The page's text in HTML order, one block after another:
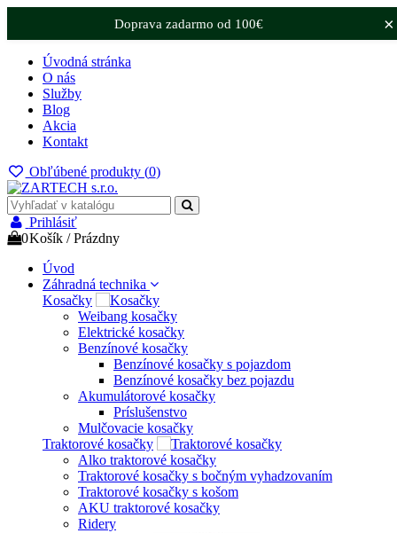
×
Doprava zadarmo od 100€
Úvodná stránka
O nás
Služby
Blog
Akcia
Kontakt
Obľúbené produkty (0)
Prihlásiť
0Košík /Prázdny
Úvod
Záhradná technika
Kosačky
Weibang kosačky
Elektrické kosačky
Benzínové kosačky
Benzínové kosačky s pojazdom
Benzínové kosačky bez pojazdu
Akumulátorové kosačky
Príslušenstvo
Mulčovacie kosačky
Traktorové kosačky
Alko traktorové kosačky
Traktorové kosačky s bočným vyhadzovaním
Traktorové kosačky s košom
AKU traktorové kosačky
Ridery